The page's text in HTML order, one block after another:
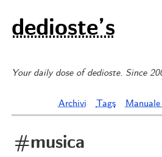
dedioste’s
Your daily dose of dedioste. Since
Archivi Tags
#musica